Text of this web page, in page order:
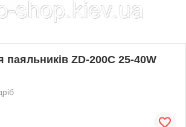
ZD-200C 25-40W